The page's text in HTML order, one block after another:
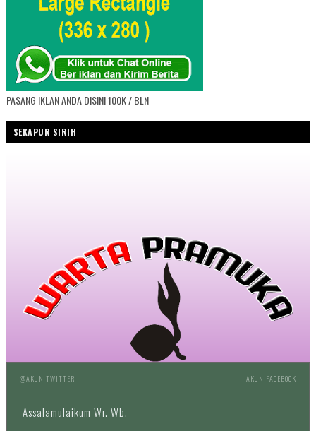
PASANG IKLAN ANDA DISINI 100K / BLN
SEKAPUR SIRIH
@AKUN TWITTER AKUN FACEBOOK
Assalamulaikum Wr. Wb.